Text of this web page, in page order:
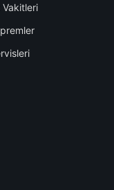
Vakitleri